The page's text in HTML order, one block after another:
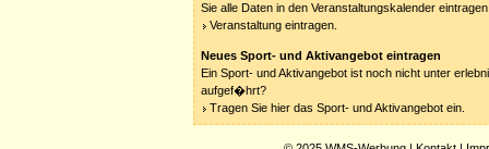
Sie alle Daten in den Veranstaltungskalender eintragen.
Veranstaltung eintragen.
Neues Sport- und Aktivangebot eintragen
Ein Sport- und Aktivangebot ist noch nicht unter
aufgef�hrt?
Tragen Sie hier das Sport- und Aktivangebot ein.